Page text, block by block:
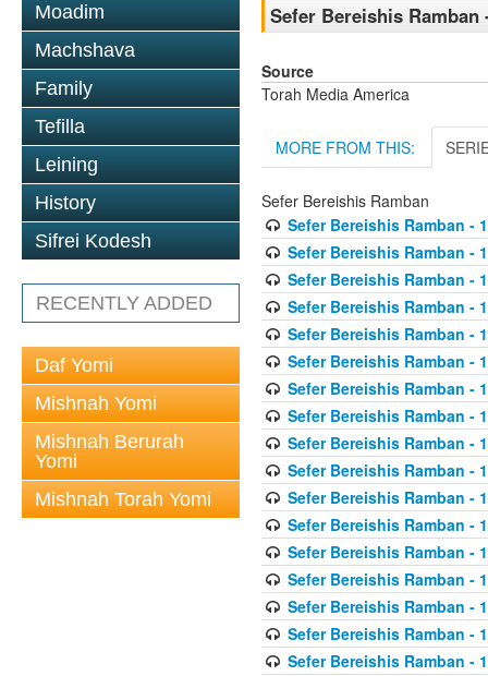
Moadim
Machshava
Family
Tefilla
Leining
History
Sifrei Kodesh
RECENTLY ADDED
Daf Yomi
Mishnah Yomi
Mishnah Berurah
Yomi
Mishnah Torah Yomi
Sefer Bereishis Ramban
Source
Torah Media America
MORE FROM THIS:
Sefer Bereishis Ramban
Sefer Bereishis Ramban -
Sefer Bereishis Ramban -
Sefer Bereishis Ramban -
Sefer Bereishis Ramban -
Sefer Bereishis Ramban -
Sefer Bereishis Ramban -
Sefer Bereishis Ramban -
Sefer Bereishis Ramban -
Sefer Bereishis Ramban -
Sefer Bereishis Ramban -
Sefer Bereishis Ramban -
Sefer Bereishis Ramban -
Sefer Bereishis Ramban -
Sefer Bereishis Ramban -
Sefer Bereishis Ramban -
Sefer Bereishis Ramban -
Sefer Bereishis Ramban -